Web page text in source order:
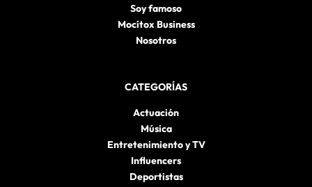
Soy famoso
Mocítox Business
Nosotros
CATEGORÍAS
Actuación
Música
Entretenimiento y TV
Influencers
Deportistas